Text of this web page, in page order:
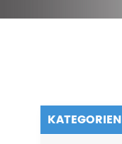
KATEGORIEN